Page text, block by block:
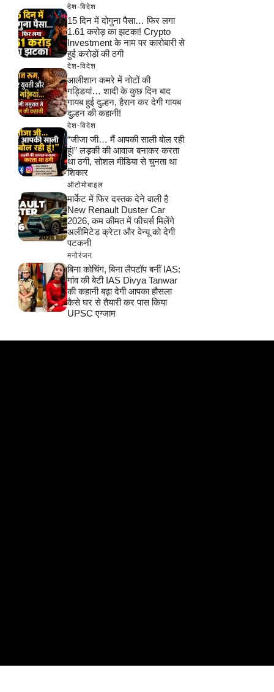
देश-विदेश
15 दिन में दोगुना पैसा… फिर लगा
1.61 करोड़ का झटका! Crypto
Investment के नाम पर कारोबारी से
हुई करोड़ों की ठगी
देश-विदेश
आलीशान कमरे में नोटों की
गड्डियां… शादी के कुछ दिन बाद
गायब हुई दुल्हन, हैरान कर देगी गायब
दुल्हन की कहानी!
देश-विदेश
“जीजा जी… मैं आपकी साली बोल रही
हूं!” लड़की की आवाज बनाकर करता
था ठगी, सोशल मीडिया से चुनता था
शिकार
ऑटोमोबाइल
मार्केट में फिर दस्तक देने वाली है
New Renault Duster Car
2026, कम कीमत में फीचर्स मिलेंगे
अलीमिटेड क्रेटा और वेन्यू को देगी
पटकनी
मनोरंजन
बिना कोचिंग, बिना लैपटॉप बनीं IAS:
गांव की बेटी IAS Divya Tanwar
की कहानी बढ़ा देगी आपका हौसला
कैसे घर से तैयारी कर पास किया
UPSC एग्जाम